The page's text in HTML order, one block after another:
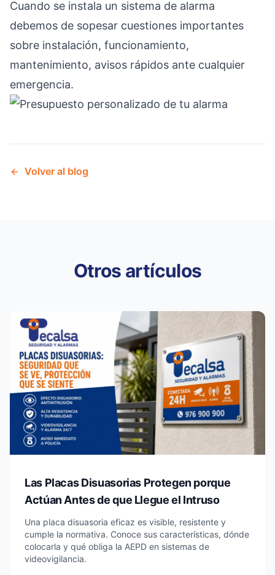
Cuando se instala un sistema de alarma
debemos de sopesar cuestiones importantes
sobre instalación, funcionamiento,
mantenimiento, avisos rápidos ante cualquier
emergencia.
Volver al blog
Otros artículos
Las Placas Disuasorias Protegen porque
Actúan Antes de que Llegue el Intruso
Una placa disuasoria eficaz es visible, resistente y
cumple la normativa. Conoce sus características, dónde
colocarla y qué obliga la AEPD en sistemas de
videovigilancia.